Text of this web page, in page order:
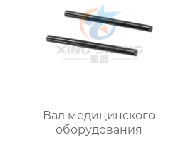
Вал медицинского
оборудования